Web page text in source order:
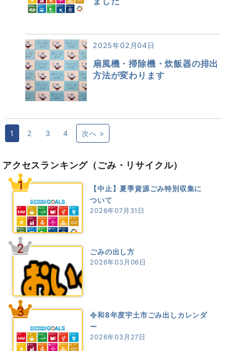
2025年02月04日
扇風機・掃除機・炊飯器の排出
方法が変わります
1 2 3 4 次へ >
アクセスランキング （ごみ・リサイクル）
1
【中止】夏季資源ごみ特別収集に
ついて
2026年07月31日
2 ごみの出し方
2026年03月06日
3
令和8年度宇土市ごみ出しカレンダ
ー
2026年03月27日